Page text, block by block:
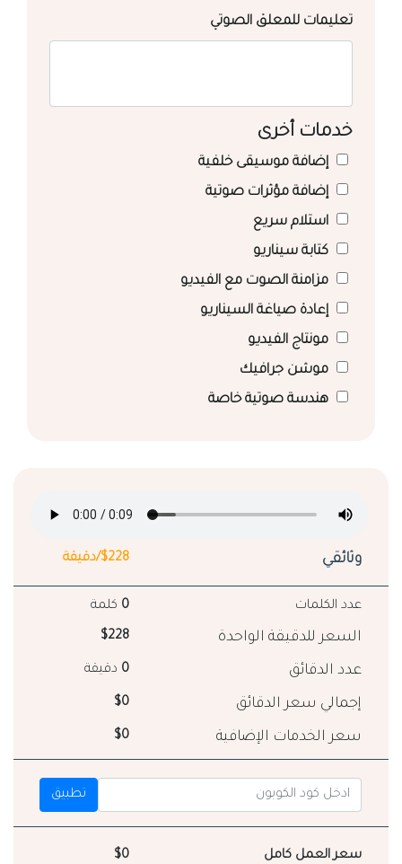
تعليمات للمعلق الصوتي
خدمات أخرى
إضافة موسيقى خلفية
إضافة مؤثرات صوتية
استلام سريع
كتابة سيناريو
مزامنة الصوت مع الفيديو
إعادة صياغة السيناريو
مونتاج الفيديو
موشن جرافيك
هندسة صوتية خاصة
وثائقي $228/دقيقة
عدد الكلمات 0 كلمة
السعر للدقيقة الواحدة $228
عدد الدقائق 0 دقيقة
إجمالي سعر الدقائق $0
سعر الخدمات الإضافية $0
تطبيق
سعر العمل كامل
$0